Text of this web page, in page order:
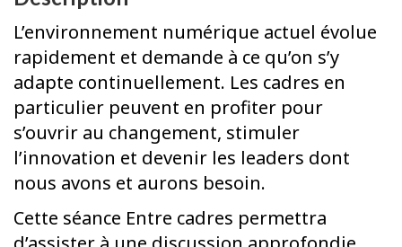
L’environnement numérique actuel évolue
rapidement et demande à ce qu’on s’y
adapte continuellement. Les cadres en
particulier peuvent en profiter pour
s’ouvrir au changement, stimuler
l’innovation et devenir les leaders dont
nous avons et aurons besoin.
Cette séance Entre cadres permettra